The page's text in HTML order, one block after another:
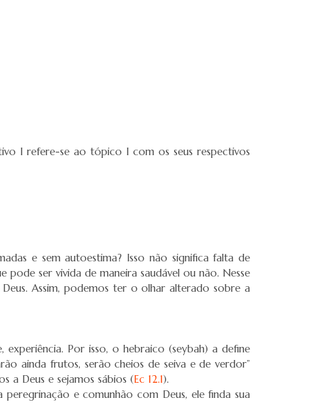
I refere-se ao tópico I com os seus respectivos
e sem autoestima? Isso não significa falta de
ser vivida de maneira saudável ou não. Nesse
Assim, podemos ter o olhar alterado sobre a
Por isso, o hebraico (seybah) a define
ainda frutos, serão cheios de seiva e de verdor”
a Deus e sejamos sábios (Ec 12.1).
e comunhão com Deus, ele finda sua